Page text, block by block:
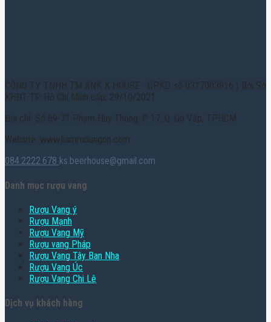
CÔNG TY TNHH TM XNK K HOUSE - GPKD số 0317003916 | Bởi Sở
KHĐT TP. Hồ Chí Minh cấp: 29/10/2021
Địa chỉ: Số 69-71 Phạm Huy Thông, P. 17, Q. Gò Vấp, TPHCM
Website: www.hamruoungon.com
084.2222.678 ks.beerhouse@gmail.com
Danh mục rượu vang
Rượu Vang ý
Rượu Mạnh
Rượu Vang Mỹ
Rượu vang Pháp
Rượu Vang Tây Ban Nha
Rượu Vang Úc
Rượu Vang Chi Lê
Dịch vụ khách hàng